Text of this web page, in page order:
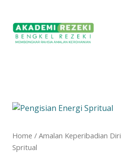
content
Home / Amalan Keperibadian Diri
Spritual
Pengisian
Spritual
quantity